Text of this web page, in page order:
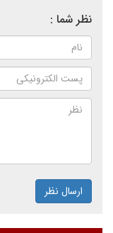
نظر شما :
ارسال نظر